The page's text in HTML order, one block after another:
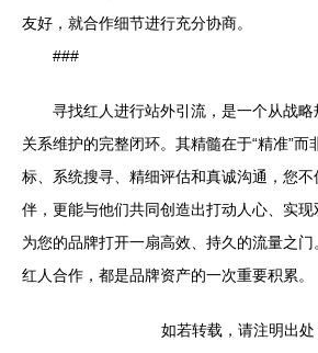
友好，就合作细节进行充分协商。
###
寻找红人进行站外引流，是一个从战略
关系维护的完整闭环。其精髓在于“精准”而
标、系统搜寻、精细评估和真诚沟通，您
伴，更能与他们共同创造出打动人心、实
为您的品牌打开一扇高效、持久的流量之
红人合作，都是品牌资产的一次重要积累。
如若转载，请注明出处